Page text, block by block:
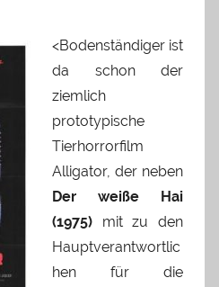
<Bodenständiger ist
da schon der
ziemlich
prototypische
Tierhorrorfilm
Alligator, der neben
Der weiße Hai
(1975) mit zu den
Hauptverantwortlic
hen für die